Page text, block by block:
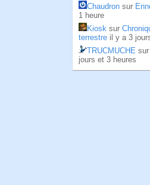
Chaudron sur
1 heure
Kiosk sur
terrestre il y a 3
TRUCMUCHE sur
jours et 3 heures